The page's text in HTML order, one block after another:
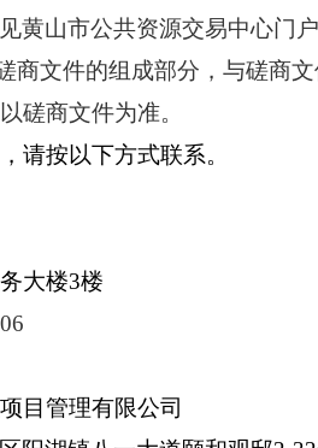
黄山市公共资源交易中心
商文件的组成部分，与磋商
磋商文件为准。
请按以下方式联系。
大楼3楼
目管理有限公司